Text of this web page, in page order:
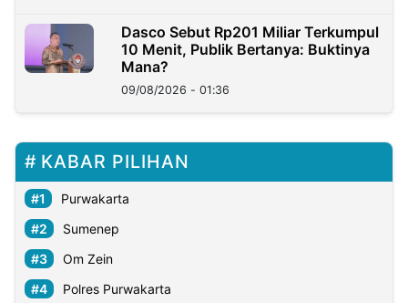
Dasco Sebut Rp201 Miliar Terkumpul
10 Menit, Publik Bertanya: Buktinya
Mana?
09/08/2026 - 01:36
KABAR PILIHAN
Purwakarta
Sumenep
Om Zein
Polres Purwakarta